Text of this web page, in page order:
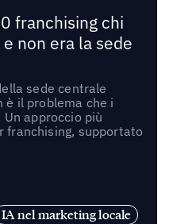
franchising chi
non era la sede
sede centrale
è il problema che i
approccio più
franchising, supportato
IA nel marketing locale